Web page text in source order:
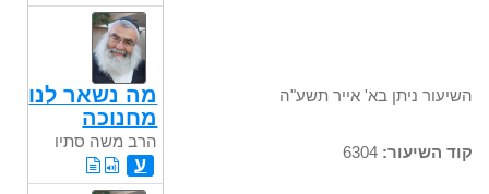
השיעור ניתן בא' אייר תשע"ה
קוד השיעור:
מה נשאר לנו
מחנוכה
הרב משה סתיו
ע